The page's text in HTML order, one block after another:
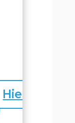
Hier klicken